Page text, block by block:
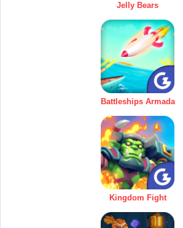
Jelly Bears
Battleships Armada
Kingdom Fight